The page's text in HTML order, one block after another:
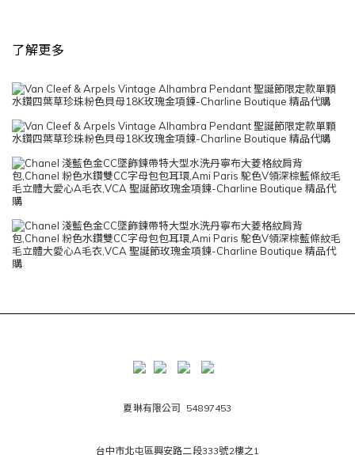
了解更多
夏琳有限公司 54897453
台中市北屯區興安路二段333號2樓之1